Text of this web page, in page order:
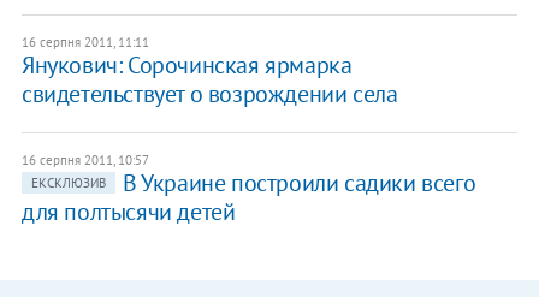
16 серпня 2011, 11:11
Янукович: Сорочинская ярмарка
свидетельствует о возрождении села
16 серпня 2011, 10:57
ЕКСКЛЮЗИВ
В Украине построили садики всего
для полтысячи детей